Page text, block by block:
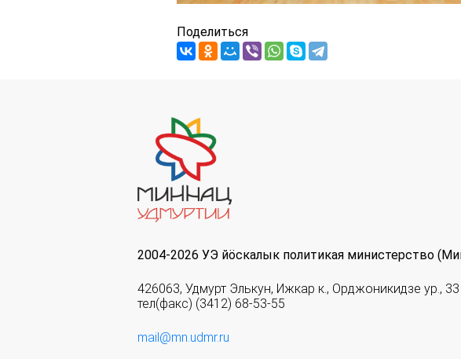
Поделиться
2004-2026 УЭ йöскалык политикая министерство
426063, Удмурт Элькун, Ижкар к., Орджоникидзе ур., 33
тел(факс) (3412) 68-53-55
mail@mn.udmr.ru